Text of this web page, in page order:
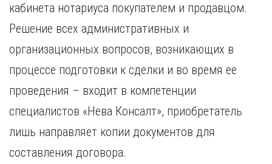
кабинета нотариуса покупателем и продавцом.
Решение всех административных и
организационных вопросов, возникающих в
процессе подготовки к сделки и во время ее
проведения – входит в компетенции
специалистов «Нева Консалт», приобретатель
лишь направляет копии документов для
составления договора.